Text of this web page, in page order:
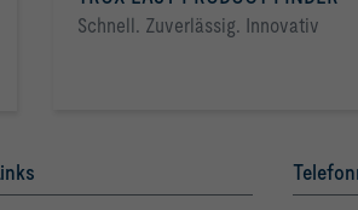
Schnell. Zuverlässig. Innovativ